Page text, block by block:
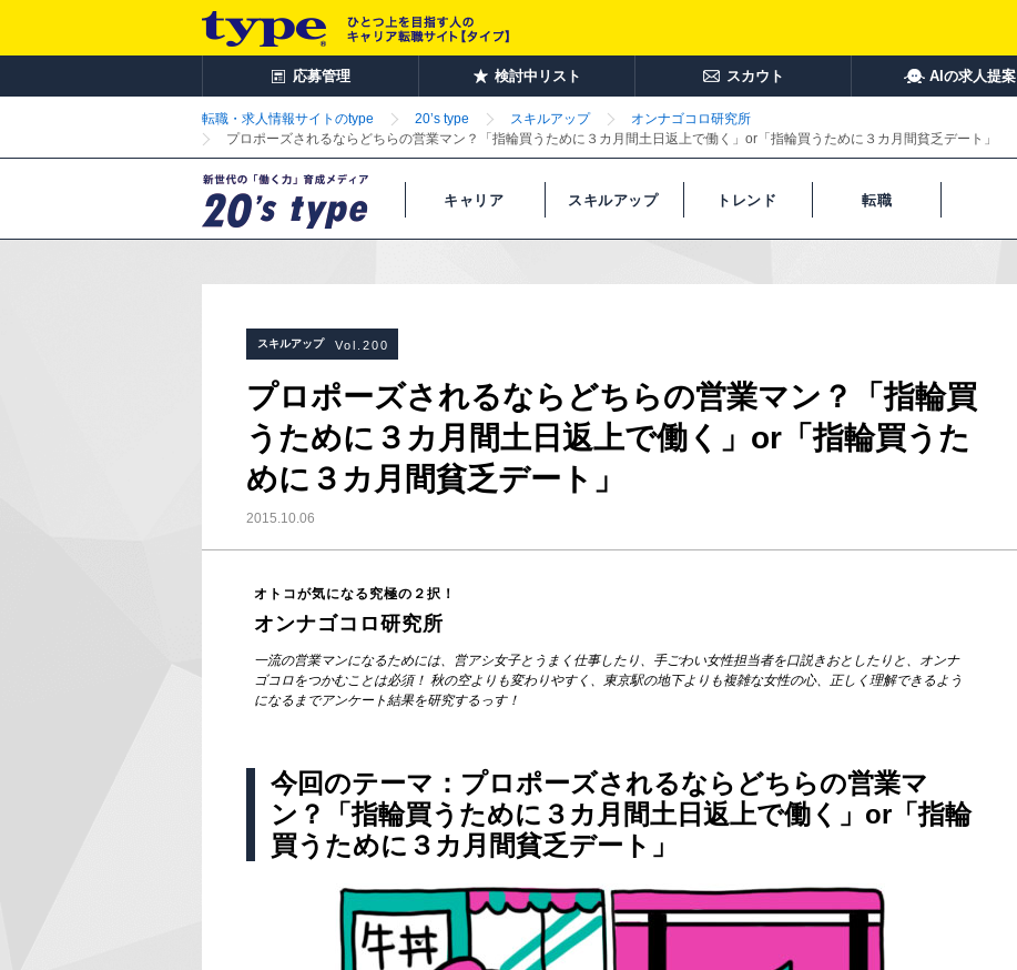
応募管理 検討中リスト スカウト AIの求人提案
転職・求人情報サイトのtype 20’s type スキルアップ
オンナゴコロ研究所
プロポーズされるならどちらの営業マン？「指輪買うために３カ月間土日返上で働く」or「指輪買うために３カ月間貧乏デート」
キャリア スキルアップ トレンド 転職
スキルアップ Vol.200
プロポーズされるならどちらの営業マン？「指輪買
うために３カ月間土日返上で働く」or「指輪買うた
めに３カ月間貧乏デート」
2015.10.06
オトコが気になる究極の２択！
オンナゴコロ研究所
一流の営業マンになるためには、営アシ女子とうまく仕事したり、手ごわい女性担当者を口説きおとしたりと、オンナ
ゴコロをつかむことは必須！ 秋の空よりも変わりやすく、東京駅の地下よりも複雑な女性の心、正しく理解できるよう
になるまでアンケート結果を研究するっす！
今回のテーマ：プロポーズされるならどちらの営業マ
ン？「指輪買うために３カ月間土日返上で働く」or「指輪
買うために３カ月間貧乏デート」